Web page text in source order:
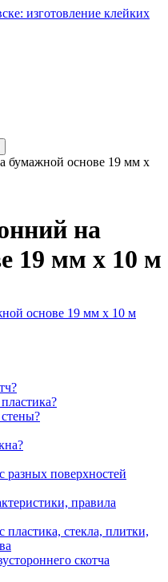
бумажной основе 19 мм x
на
19 мм x 10 м
разных поверхностей
правила
пластика, стекла, плитки,
скотча